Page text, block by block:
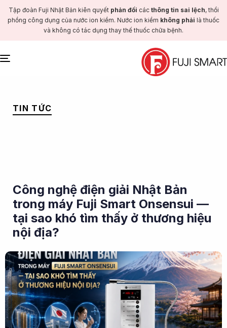
Tập đoàn Fuji Nhật Bản kiên quyết phản đối các thông tin sai lệch, thổi
phồng công dụng của nước ion kiềm. Nước ion kiềm không phải là thuốc
và không có tác dụng thay thế thuốc chữa bệnh.
Toggle
TIN TỨC
Công nghệ điện giải Nhật Bản
trong máy Fuji Smart Onsensui —
tại sao khó tìm thấy ở thương hiệu
nội địa?